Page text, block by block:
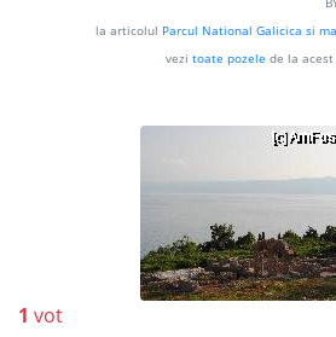
la articolul Parcul National Galicica si
vezi toate pozele de la
1 vot